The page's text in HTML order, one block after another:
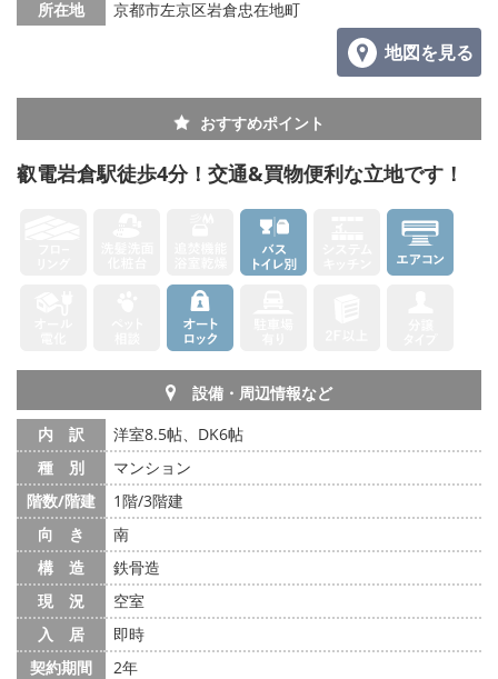
所在地
京都市左京区岩倉忠在地町
地図を見る
おすすめポイント
叡電岩倉駅徒歩4分！交通&買物便利な立地です！
設備・周辺情報など
内 訳
洋室8.5帖、DK6帖
種 別
マンション
階数/階建
1階/3階建
向 き
南
構 造
鉄骨造
現 況
空室
入 居
即時
契約期間
2年